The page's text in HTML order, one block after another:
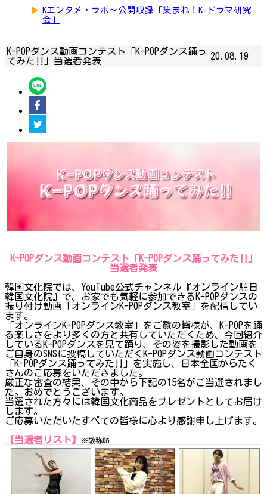
▶ Kエンタメ・ラボ～公開収録「集まれ！K-ドラマ研究
会」
K-POPダンス動画コンテスト「K-POPダンス踊っ
てみた‼」​​​​​​当選者発表
20.08.19
K-POPダンス動画コンテスト「K-POPダンス踊ってみた‼」
当選者発表
韓国文化院では、YouTube公式チャンネル『オンライン駐日
韓国文化院』で、お家でも気軽に参加できるK-POPダンスの
振り付け動画「オンラインK-POPダンス教室」を配信してい
ます。
「オンラインK-POPダンス教室」をご覧の皆様が、K-POPを踊
る楽しさをより多くの方と共有していただくため、今回紹介
しているK-POPダンスを見て踊り、その姿を撮影した動画を
ご自身のSNSに投稿していただくK-POPダンス動画コンテスト
「K-POPダンス踊ってみた‼」を実施し、日本全国からたく
さんのご応募をいただきました。
厳正な審査の結果、その中から下記の15名がご当選されまし
た。おめでとうございます。
当選された方々には韓国文化商品をプレゼントとしてお届け
します。
ご応募いただいたすべての皆様に心より感謝申し上げます。
【当選者リスト】
※敬称略